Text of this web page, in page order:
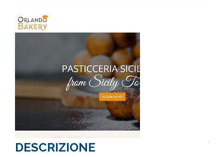
DESCRIZIONE